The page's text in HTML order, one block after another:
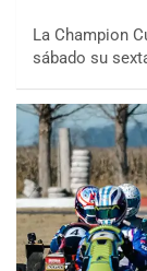
La Champion
sábado su